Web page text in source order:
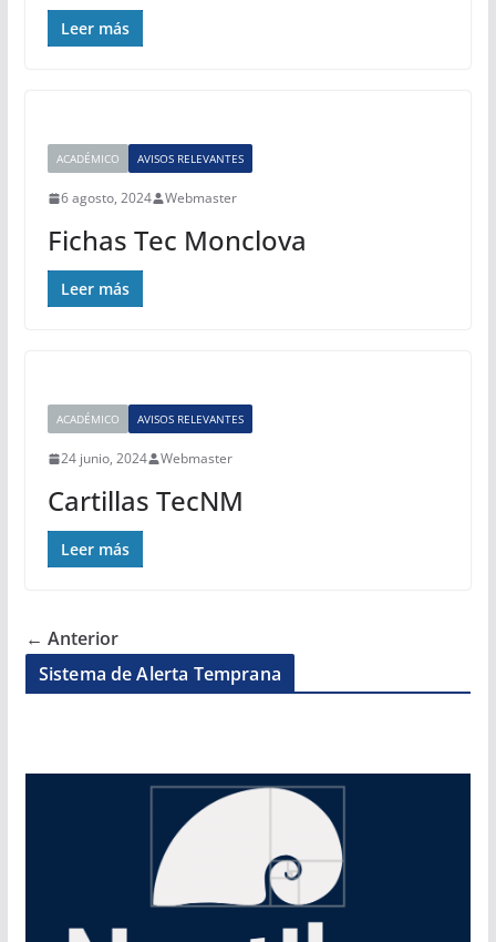
Leer más
ACADÉMICO AVISOS RELEVANTES
6 agosto, 2024 Webmaster
Fichas Tec Monclova
Leer más
ACADÉMICO AVISOS RELEVANTES
24 junio, 2024 Webmaster
Cartillas TecNM
Leer más
← Anterior
Sistema de Alerta Temprana